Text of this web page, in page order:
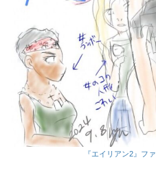
『エイリアン2』フ